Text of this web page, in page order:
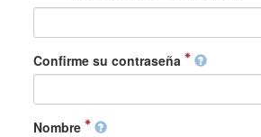
Confirme su contraseña
Nombre